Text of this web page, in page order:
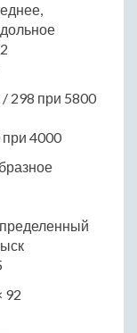
298 при 5800
при 4000
92